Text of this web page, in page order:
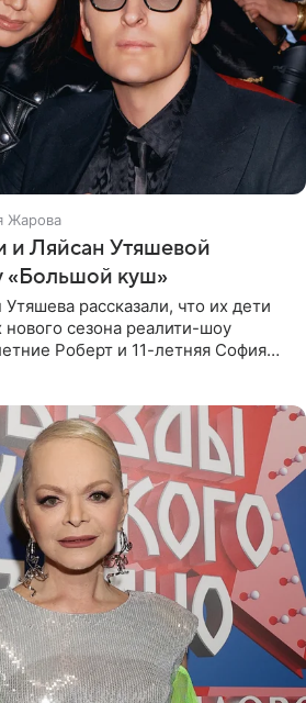
Жарова
и Ляйсан Утяшевой
«Большой куш»
рассказали, что их дети
нового сезона реалити-шоу
Роберт и 11-летняя София